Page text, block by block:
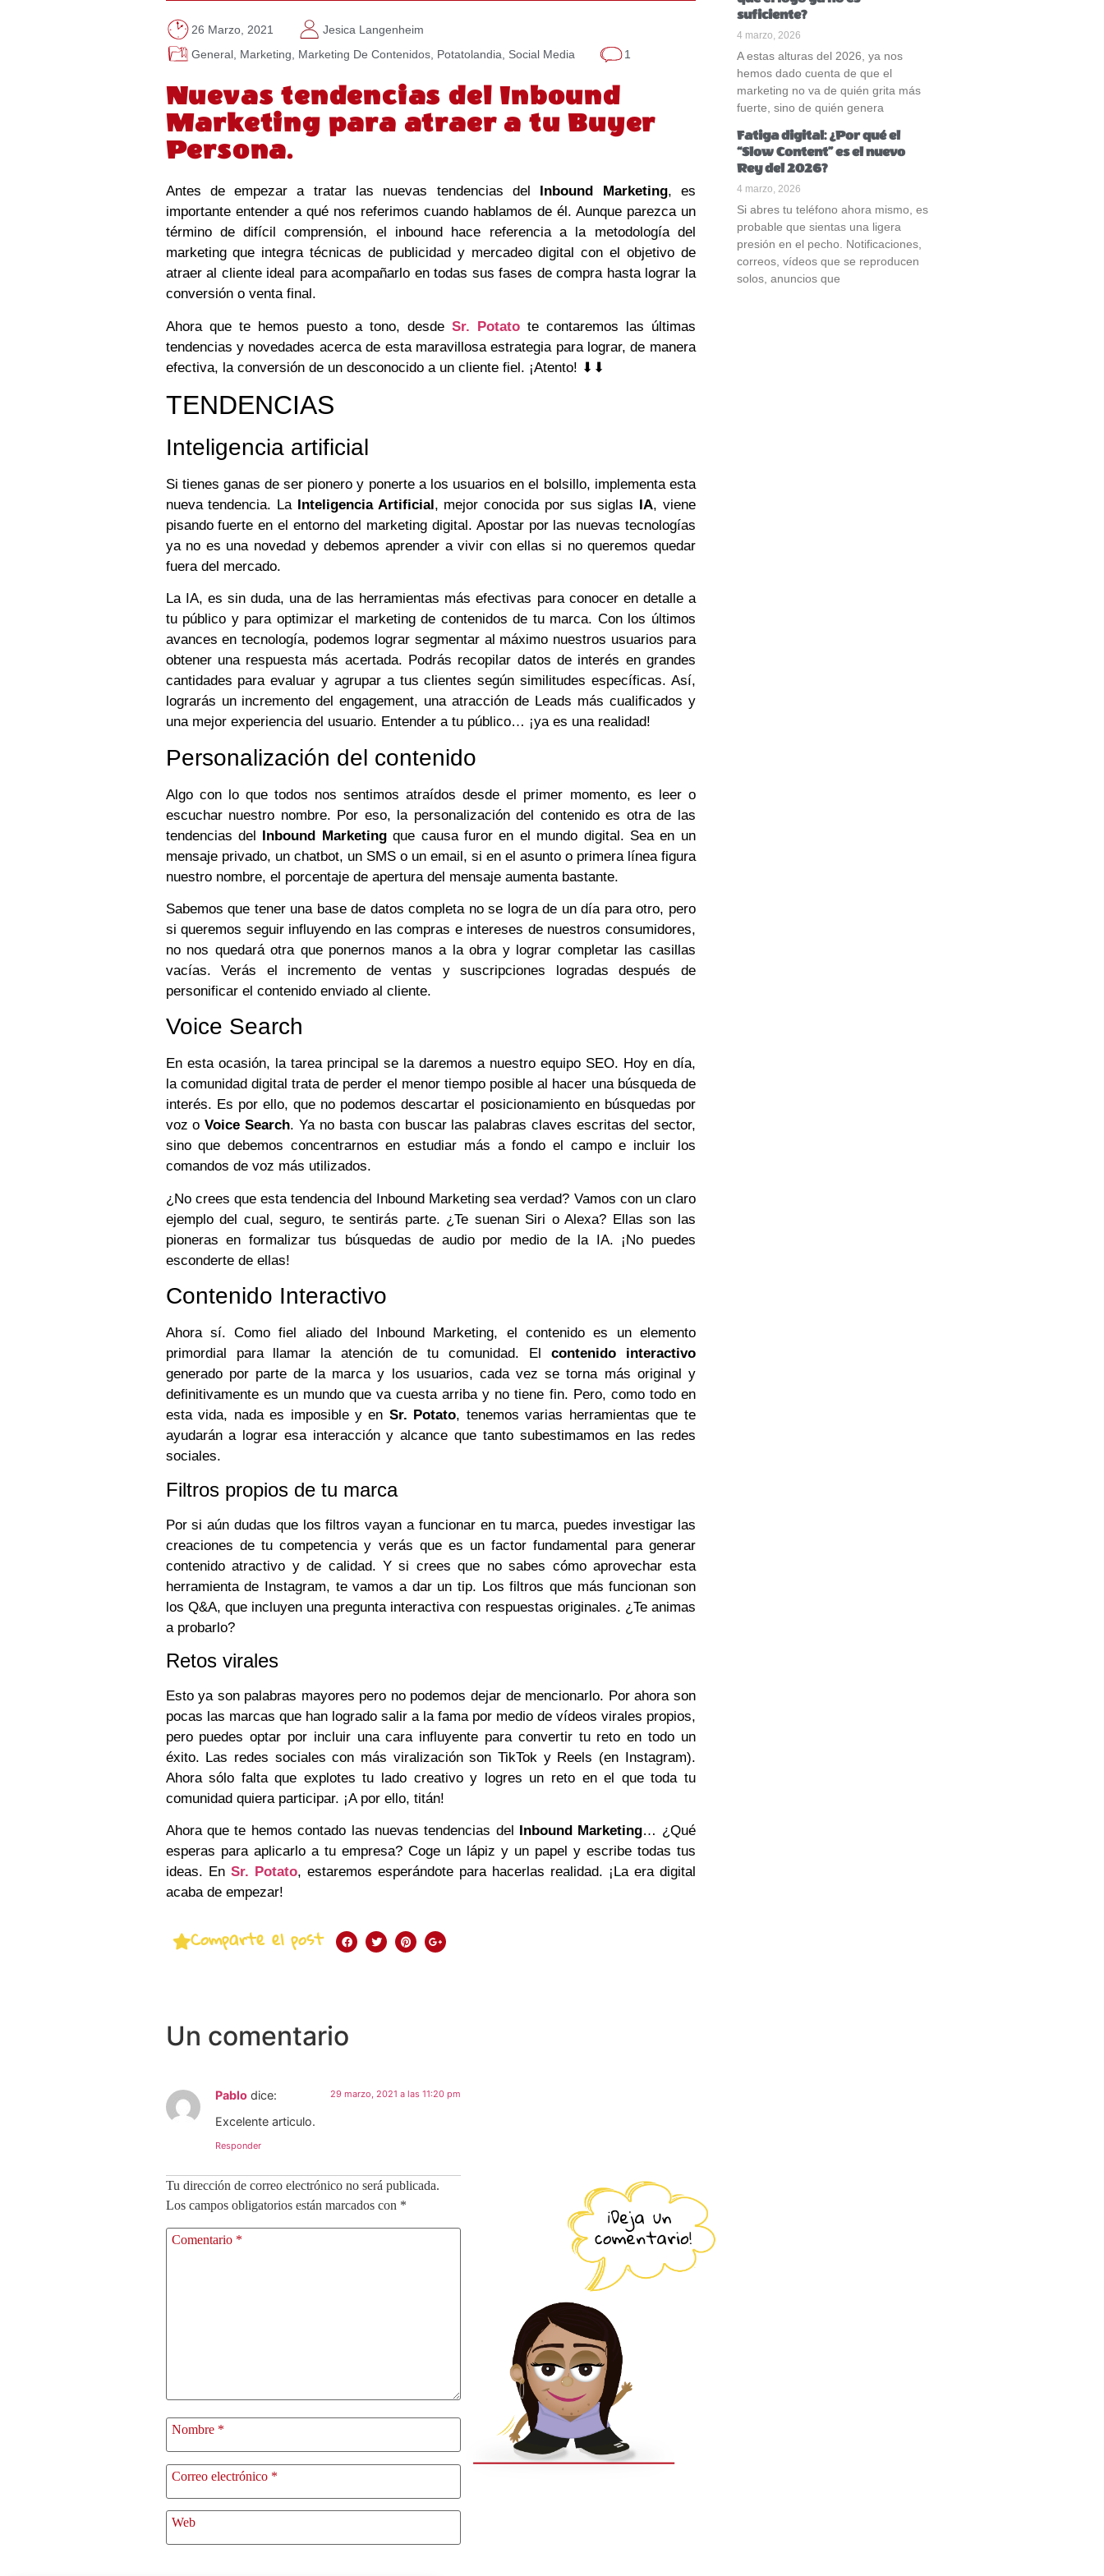
26 Marzo, 2021
Jesica Langenheim
General, Marketing Marketing De Contenidos, Potatolandia Social Media 1
Nuevas tendencias del Inbound
Marketing para atraer a tu Buyer
Persona.
Antes de empezar a tratar las nuevas tendencias del Inbound Marketing, es
importante entender a qué nos referimos cuando hablamos de él. Aunque parezca un
término de difícil comprensión, el inbound hace referencia a la metodología del
marketing que integra técnicas de publicidad y mercadeo digital con el objetivo de
atraer al cliente ideal para acompañarlo en todas sus fases de compra hasta lograr la
conversión o venta final.
Ahora que te hemos puesto a tono, desde Sr. Potatote contaremos las últimas
tendencias y novedades acerca de esta maravillosa estrategia para lograr, de manera
efectiva, la conversión de un desconocido a un cliente fiel. ¡Atento! ⬇⬇
TENDENCIAS
Inteligencia artificial
Si tienes ganas de ser pionero y ponerte a los usuarios en el bolsillo, implementa esta
nueva tendencia. La Inteligencia Artificial, mejor conocida por sus siglas IA, viene
pisando fuerte en el entorno del marketing digital. Apostar por las nuevas tecnologías
ya no es una novedad y debemos aprender a vivir con ellas si no queremos quedar
fuera del mercado.
La IA, es sin duda, una de las herramientas más efectivas para conocer en detalle a
tu público y para optimizar el marketing de contenidos de tu marca. Con los últimos
avances en tecnología, podemos lograr segmentar al máximo nuestros usuarios para
obtener una respuesta más acertada. Podrás recopilar datos de interés en grandes
cantidades para evaluar y agrupar a tus clientes según similitudes específicas. Así,
lograrás un incremento del engagement, una atracción de Leads más cualificados y
una mejor experiencia del usuario. Entender a tu público… ¡ya es una realidad!
Personalización del contenido
Algo con lo que todos nos sentimos atraídos desde el primer momento, es leer o
escuchar nuestro nombre. Por eso, la personalización del contenido es otra de las
tendencias del Inbound Marketingque causa furor en el mundo digital. Sea en un
mensaje privado, un chatbot, un SMS o un email, si en el asunto o primera línea figura
nuestro nombre, el porcentaje de apertura del mensaje aumenta bastante.
Sabemos que tener una base de datos completa no se logra de un día para otro, pero
si queremos seguir influyendo en las compras e intereses de nuestros consumidores,
no nos quedará otra que ponernos manos a la obra y lograr completar las casillas
vacías. Verás el incremento de ventas y suscripciones logradas después de
personificar el contenido enviado al cliente.
Voice Search
En esta ocasión, la tarea principal se la daremos a nuestro equipo SEO. Hoy en día,
la comunidad digital trata de perder el menor tiempo posible al hacer una búsqueda de
interés. Es por ello, que no podemos descartar el posicionamiento en búsquedas por
voz oVoice Search. Ya no basta con buscar las palabras claves escritas del sector,
sino que debemos concentrarnos en estudiar más a fondo el campo e incluir los
comandos de voz más utilizados.
¿No crees que esta tendencia del Inbound Marketing sea verdad? Vamos con un claro
ejemplo del cual, seguro, te sentirás parte. ¿Te suenan Siri o Alexa? Ellas son las
pioneras en formalizar tus búsquedas de audio por medio de la IA. ¡No puedes
esconderte de ellas!
Contenido Interactivo
Ahora sí. Como fiel aliado del Inbound Marketing, el contenido es un elemento
primordial para llamar la atención de tu comunidad. El contenido interactivo
generado por parte de la marca y los usuarios, cada vez se torna más original y
definitivamente es un mundo que va cuesta arriba y no tiene fin. Pero, como todo en
esta vida, nada es imposible y en Sr. Potato, tenemos varias herramientas que te
ayudarán a lograr esa interacción y alcance que tanto subestimamos en las redes
sociales.
Filtros propios de tu marca
Por si aún dudas que los filtros vayan a funcionar en tu marca, puedes investigar las
creaciones de tu competencia y verás que es un factor fundamental para generar
contenido atractivo y de calidad. Y si crees que no sabes cómo aprovechar esta
herramienta de Instagram, te vamos a dar un tip. Los filtros que más funcionan son
los Q&A, que incluyen una pregunta interactiva con respuestas originales. ¿Te animas
a probarlo?
Retos virales
Esto ya son palabras mayores pero no podemos dejar de mencionarlo. Por ahora son
pocas las marcas que han logrado salir a la fama por medio de vídeos virales propios,
pero puedes optar por incluir una cara influyente para convertir tu reto en todo un
éxito. Las redes sociales con más viralización son TikTok y Reels (en Instagram).
Ahora sólo falta que explotes tu lado creativo y logres un reto en el que toda tu
comunidad quiera participar. ¡A por ello, titán!
Ahora que te hemos contado las nuevas tendencias del Inbound Marketing… ¿Qué
esperas para aplicarlo a tu empresa? Coge un lápiz y un papel y escribe todas tus
ideas. En Sr. Potato, estaremos esperándote para hacerlas realidad. ¡La era digital
acaba de empezar!
suficiente?
4 marzo, 2026
A estas alturas del 2026, ya nos
hemos dado cuenta de que el
marketing no va de quién grita más
fuerte, sino de quién genera
Fatiga digital: ¿Por qué el
“Slow Content” es el nuevo
Rey del 2026?
4 marzo, 2026
Si abres tu teléfono ahora mismo, es
probable que sientas una ligera
presión en el pecho. Notificaciones,
correos, vídeos que se reproducen
solos, anuncios que
Comparte el post
Un comentario
Pablo dice: 29 marzo, 2021 a las 11:20 pm
Excelente articulo.
Responder
Tu dirección de correo electrónico no será publicada.
Los campos obligatorios están marcados con *
Comentario *
Nombre *
Correo electrónico *
Web